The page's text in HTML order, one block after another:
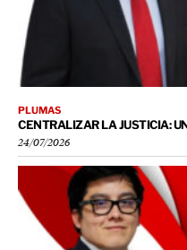
PLUMAS
CENTRALIZAR LA JUSTICIA:
24/07/2026